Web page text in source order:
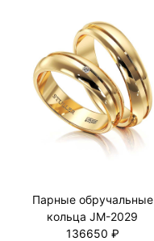
Парные обручальные
кольца JM-2029
136650 ₽